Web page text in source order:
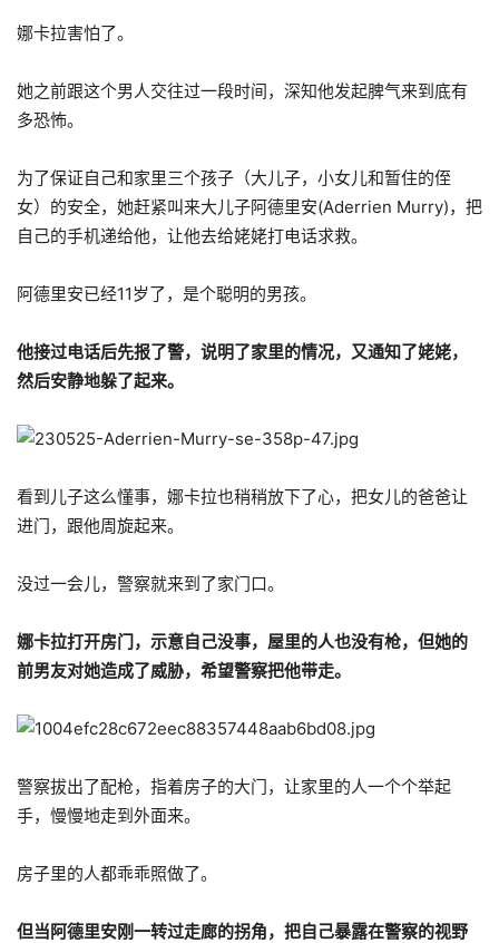
娜卡拉害怕了。
她之前跟这个男人交往过一段时间，深知他发起脾气来到底有
多恐怖。
为了保证自己和家里三个孩子（大儿子，小女儿和暂住的侄
女）的安全，她赶紧叫来大儿子阿德里安(Aderrien Murry)，把
自己的手机递给他，让他去给姥姥打电话求救。
阿德里安已经11岁了，是个聪明的男孩。
他接过电话后先报了警，说明了家里的情况，又通知了姥姥，
然后安静地躲了起来。
看到儿子这么懂事，娜卡拉也稍稍放下了心，把女儿的爸爸让
进门，跟他周旋起来。
没过一会儿，警察就来到了家门口。
娜卡拉打开房门，示意自己没事，屋里的人也没有枪，但她的
前男友对她造成了威胁，希望警察把他带走。
警察拔出了配枪，指着房子的大门，让家里的人一个个举起
手，慢慢地走到外面来。
房子里的人都乖乖照做了。
但当阿德里安刚一转过走廊的拐角，把自己暴露在警察的视野